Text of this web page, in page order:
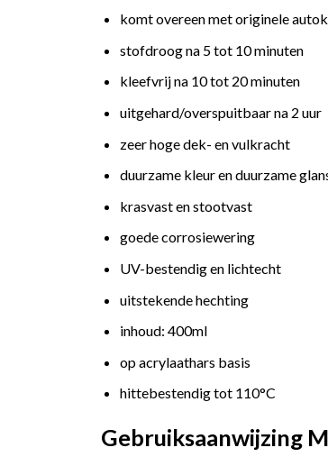
komt overeen met originele
stofdroog na 5 tot 10 minuten
kleefvrij na 10 tot 20 minuten
uitgehard/overspuitbaar na 2 uur
zeer hoge dek- en vulkracht
duurzame kleur en duurzame
krasvast en stootvast
goede corrosiewering
UV-bestendig en lichtecht
uitstekende hechting
inhoud: 400ml
op acrylaathars basis
hittebestendig tot 110°C
Gebruiksaanwijzing